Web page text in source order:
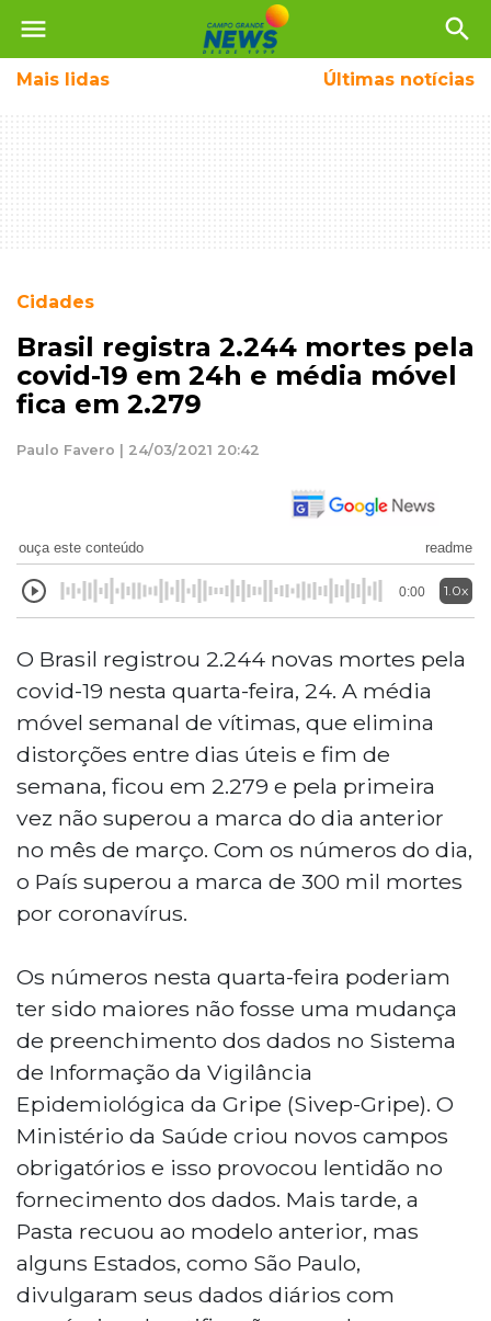
menu search
Mais lidas Últimas notícias
Cidades
Brasil registra 2.244 mortes pela
covid-19 em 24h e média móvel
fica em 2.279
Paulo Favero | 24/03/2021 20:42
ouça este conteúdo readme
0:00 1.0x
O Brasil registrou 2.244 novas mortes pela
covid-19 nesta quarta-feira, 24. A média
móvel semanal de vítimas, que elimina
distorções entre dias úteis e fim de
semana, ficou em 2.279 e pela primeira
vez não superou a marca do dia anterior
no mês de março. Com os números do dia,
o País superou a marca de 300 mil mortes
por coronavírus.
Os números nesta quarta-feira poderiam
ter sido maiores não fosse uma mudança
de preenchimento dos dados no Sistema
de Informação da Vigilância
Epidemiológica da Gripe (Sivep-Gripe). O
Ministério da Saúde criou novos campos
obrigatórios e isso provocou lentidão no
fornecimento dos dados. Mais tarde, a
Pasta recuou ao modelo anterior, mas
alguns Estados, como São Paulo,
divulgaram seus dados diários com